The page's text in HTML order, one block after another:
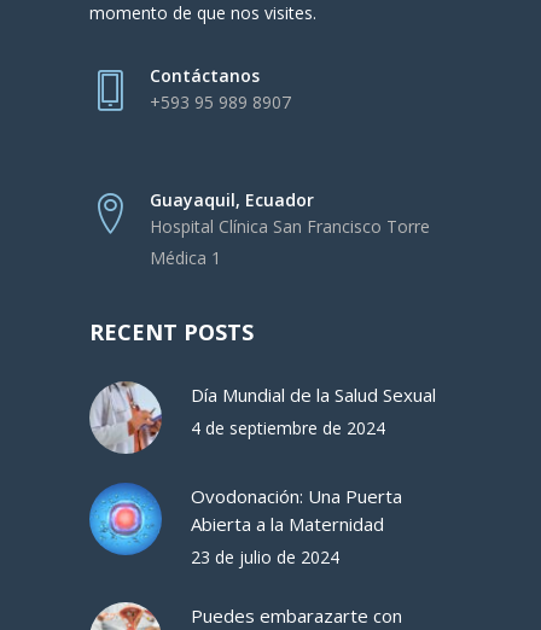
momento de que nos visites.
Contáctanos
+593 95 989 8907
Guayaquil, Ecuador
Hospital Clínica San Francisco Torre
Médica 1
RECENT POSTS
Día Mundial de la Salud Sexual
4 de septiembre de 2024
Ovodonación: Una Puerta
Abierta a la Maternidad
23 de julio de 2024
Puedes embarazarte con